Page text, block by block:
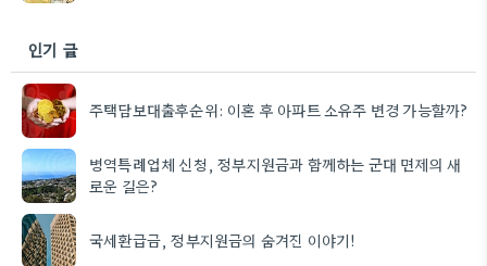
인기 글
주택담보대출후순위: 이혼 후 아파트 소유주 변경 가능할까?
병역특례업체 신청, 정부지원금과 함께하는 군대 면제의 새
로운 길은?
국세환급금, 정부지원금의 숨겨진 이야기!